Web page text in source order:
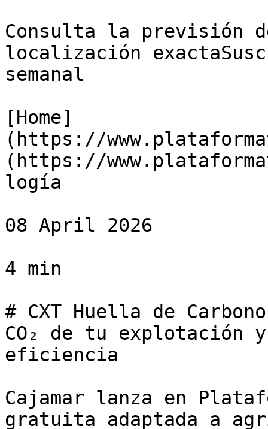
Consulta la previsión
localización
semanal
[Home]
(https://
(https://
logía
08 April 2026
4 min
# CXT Huella de
CO₂ de tu explotación
eficiencia
Cajamar lanza en
gratuita adaptada a